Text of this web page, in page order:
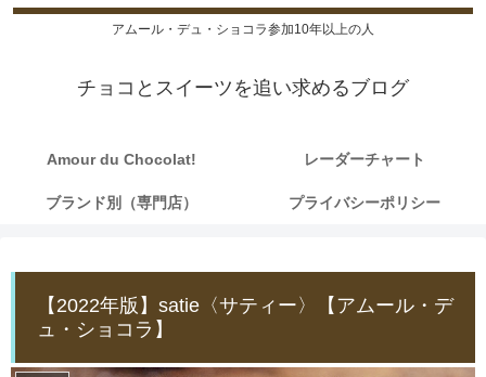
アムール・デュ・ショコラ参加10年以上の人
チョコとスイーツを追い求めるブログ
Amour du Chocolat! レーダーチャート
ブランド別（専門店） プライバシーポリシー
【2022年版】satie〈サティー〉【アムール・デ
ュ・ショコラ】